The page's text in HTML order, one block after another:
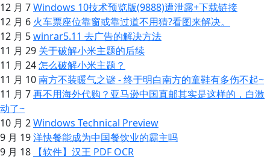
12 月 7Windows 10技术预览版(9888)遭泄露+下载链接
12 月 6 火车票座位靠窗或靠过道不用猜?看图来解决。
12 月 5winrar5.11 去广告的解决方法
11 月 29 关于破解小米主题的后续
11 月 24怎么破解小米主题？
11 月 10南方不装暖气之谜 - 终于明白南方的童鞋有多伤不起~
11 月 7再不用海外代购？亚马逊中国直邮其实是这样的，白激
动了~
10 月 2Windows Technical Preview
9 月 19洋快餐能成为中国餐饮业的霸主吗
9 月 18
【软件】汉王 PDF OCR